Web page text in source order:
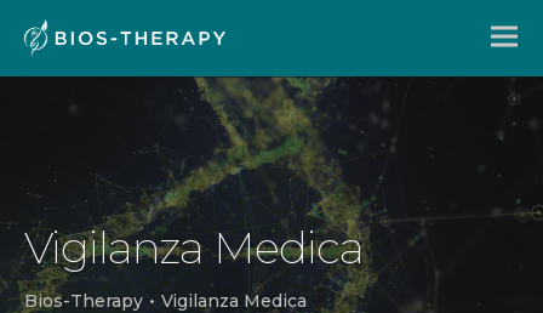
Vigilanza Medica
Bios-Therapy • Vigilanza Medica